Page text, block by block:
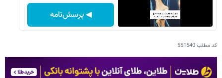
◀ پرسش‌نامه
کد مطلب551540